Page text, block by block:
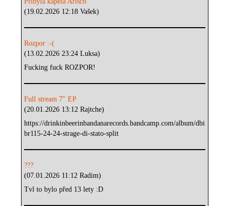
(19.02.2026 12:18 Vašek)
Rozpor :-(
(13.02.2026 23:24 Luksa)
Fucking fuck ROZPOR!
Full stream 7" EP
(20.01.2026 13:12 Rajtche)
https://drinkinbeerinbandanarecords.bandcamp.com/album/dbi
br115-24-24-strage-di-stato-split
???
(07.01.2026 11:12 Radim)
Tvl to bylo před 13 lety :D